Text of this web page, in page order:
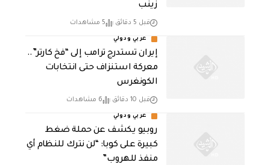
زينب
قبل 5 دقائق 5 مشاهدات
عربي ودولي
إيران تستدرج ترامب إلى “فخ كارتر”..
معركة استنزاف حتى انتخابات
الكونغرس
قبل 10 دقائق 6 مشاهدات
عربي ودولي
روبيو يكشف عن حملة ضغط
كبيرة على كوبا: “لن نترك للنظام أي
منفذ للهروب”